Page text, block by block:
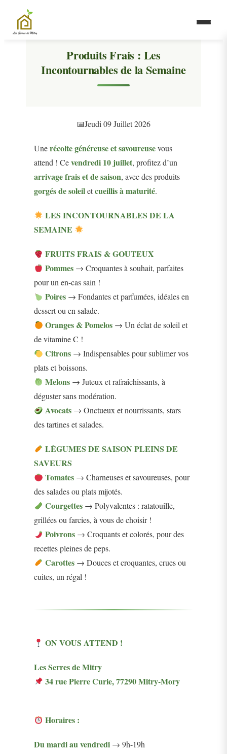
Produits Frais : Les
Incontournables de la Semaine
Jeudi 09 Juillet 2026
Unerécolte généreuse et savoureusevous
attend ! Cevendredi 10 juillet, profitez d’un
arrivage frais et de saison, avec des produits
gorgés de soleiletcueillis à maturité.
LES INCONTOURNABLES DE LA
SEMAINE
FRUITS FRAIS & GOUTEUX
Pommes → Croquantes à souhait, parfaites
pour un en-cas sain !
Poires → Fondantes et parfumées, idéales en
dessert ou en salade.
Oranges & Pomelos → Un éclat de soleil et
de vitamine C !
Citrons → Indispensables pour sublimer vos
plats et boissons.
Melons → Juteux et rafraîchissants, à
déguster sans modération.
Avocats → Onctueux et nourrissants, stars
des tartines et salades.
LÉGUMES DE SAISON PLEINS DE
SAVEURS
Tomates → Charneuses et savoureuses, pour
des salades ou plats mijotés.
Courgettes → Polyvalentes : ratatouille,
grillées ou farcies, à vous de choisir !
Poivrons → Croquants et colorés, pour des
recettes pleines de peps.
Carottes → Douces et croquantes, crues ou
cuites, un régal !
ON VOUS ATTEND !
Les Serres de Mitry
34 rue Pierre Curie, 77290 Mitry-Mory
Horaires :
Du mardi au vendredi → 9h-19h